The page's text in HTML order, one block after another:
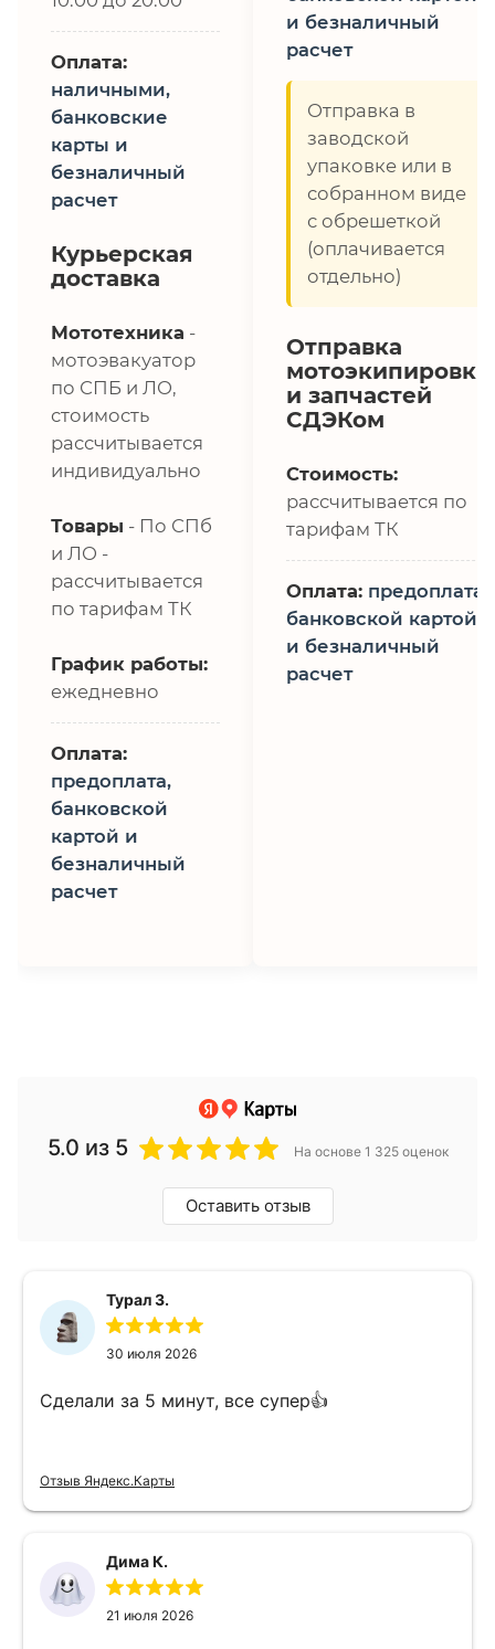
Оплата:
наличными,
банковские
карты и
безналичный
расчет
Курьерская
доставка
Мототехника -
мотоэвакуатор
по СПБ и ЛО,
стоимость
рассчитывается
индивидуально
Товары - По СПб
и ЛО -
рассчитывается
по тарифам ТК
График работы:
ежедневно
Оплата:
предоплата,
банковской
картой и
безналичный
расчет
и безналичный
расчет
Отправка в
заводской
упаковке или в
собранном виде
с обрешеткой
(оплачивается
отдельно)
Отправка
мотоэкипировки
и запчастей
СДЭКом
Стоимость:
рассчитывается по
тарифам ТК
Оплата: предоплата,
банковской картой
и безналичный
расчет
5.0 из 5 На основе 1 325 оценок
Оставить отзыв
Турал З.
30 июля 2026
Сделали за 5 минут, все супер👍
Отзыв Яндекс.Карты
Дима К.
21 июля 2026